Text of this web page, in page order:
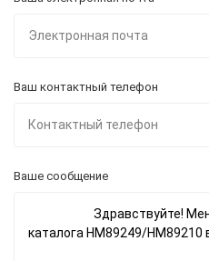
Ваш контактный телефон
Ваше сообщение